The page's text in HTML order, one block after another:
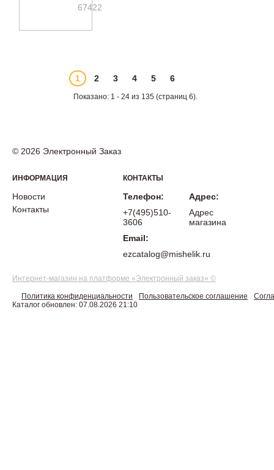
67422
1 2 3 4 5 6
Показано: 1 - 24 из 135 (страниц 6).
© 2026 Электронный Заказ
ИНФОРМАЦИЯ
Новости
Контакты
КОНТАКТЫ
Телефон:
+7(495)510-
3606
Email:
ezcatalog@mishelik.ru
Адрес:
Адрес
магазина
Интернет-магазин на платформе «Электронный заказ» ©
Политика конфиденциальности Пользовательское соглашение
Каталог обновлен: 07.08.2026 21:10